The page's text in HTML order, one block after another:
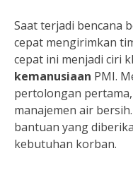
Saat terjadi bencana
cepat mengirimkan
cepat ini menjadi ciri
kemanusiaan PMI.
pertolongan
manajemen air
bantuan yang
kebutuhan korban.